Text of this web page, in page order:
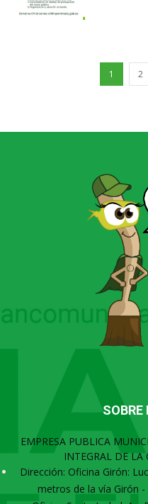
1 2
SOBRE
EMPRESA PUBLICA
INTEGRAL DE LA
Dirección: Oficina Girón:
metros de la vía Girón